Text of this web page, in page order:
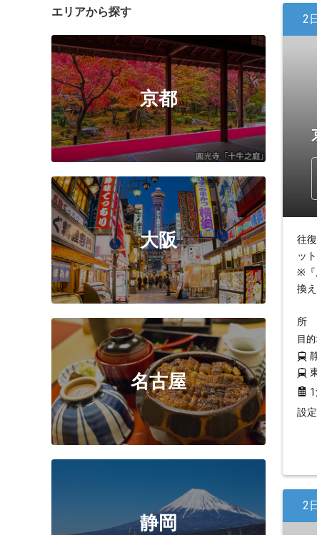
エリアから探す
京都
大阪
名古屋
静岡
2
往
ッ
※『
換
所
目的
設
2